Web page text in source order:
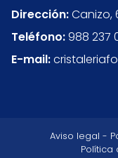
Dirección:Canizo,
Teléfono:988 237
E-mail:
Aviso legal -
Política